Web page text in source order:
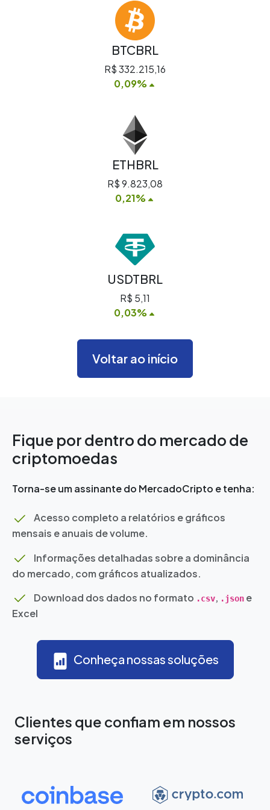
BTCBRL
R$ 332.215,16
0,09%
ETHBRL
R$ 9.823,08
0,21%
USDTBRL
R$ 5,11
0,03%
Voltar ao início
Fique por dentro do mercado de
criptomoedas
Torna-se um assinante do MercadoCripto e tenha:
Acesso completo a relatórios e gráficos
mensais e anuais de volume.
Informações detalhadas sobre a dominância
do mercado, com gráficos atualizados.
Download dos dados no formato .csv, .json e
Excel
Conheça nossas soluções
Clientes que confiam em nossos
serviços